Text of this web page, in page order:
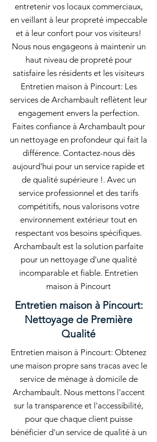
entretenir vos locaux commerciaux,
en veillant à leur propreté impeccable
et à leur confort pour vos visiteurs!
Nous nous engageons à maintenir un
haut niveau de propreté pour
satisfaire les résidents et les visiteurs
Entretien maison à Pincourt: Les
services de Archambault reflètent leur
engagement envers la perfection.
Faites confiance à Archambault pour
un nettoyage en profondeur qui fait la
différence. Contactez-nous dès
aujourd'hui pour un service rapide et
de qualité supérieure !. Avec un
service professionnel et des tarifs
compétitifs, nous valorisons votre
environnement extérieur tout en
respectant vos besoins spécifiques.
Archambault est la solution parfaite
pour un nettoyage d'une qualité
incomparable et fiable. Entretien
maison à Pincourt
Entretien maison à Pincourt:
Nettoyage de Première
Qualité
Entretien maison à Pincourt: Obtenez
une maison propre sans tracas avec le
service de ménage à domicile de
Archambault. Nous mettons l'accent
sur la transparence et l'accessibilité,
pour que chaque client puisse
bénéficier d'un service de qualité à un